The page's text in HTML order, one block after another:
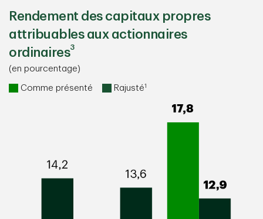
Rendement des capitaux propres
attribuables aux actionnaires
ordinaires3
(en pourcentage)
Comme présenté Rajusté1